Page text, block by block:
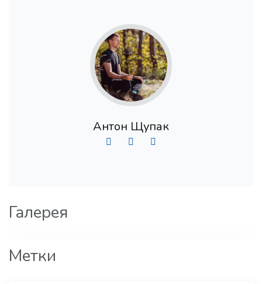
Антон Щупак
Галерея
Метки